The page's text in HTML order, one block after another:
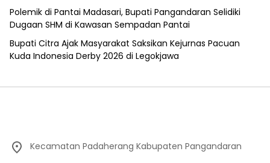
Polemik di Pantai Madasari, Bupati Pangandaran Selidiki
Dugaan SHM di Kawasan Sempadan Pantai
Bupati Citra Ajak Masyarakat Saksikan Kejurnas Pacuan
Kuda Indonesia Derby 2026 di Legokjawa
Kecamatan Padaherang Kabupaten Pangandaran